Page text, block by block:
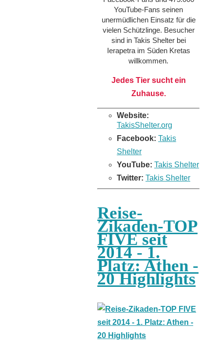
YouTube-Fans seinen
unermüdlichen Einsatz für die
vielen Schützlinge. Besucher
sind in Takis Shelter bei
Ierapetra im Süden Kretas
willkommen.
Jedes Tier sucht ein
Zuhause.
Website:
TakisShelter.org
Facebook: Takis
Shelter
YouTube: Takis Shelter
Twitter: Takis Shelter
Reise-
Zikaden-TOP
FIVE seit
2014 - 1.
Platz: Athen -
20 Highlights